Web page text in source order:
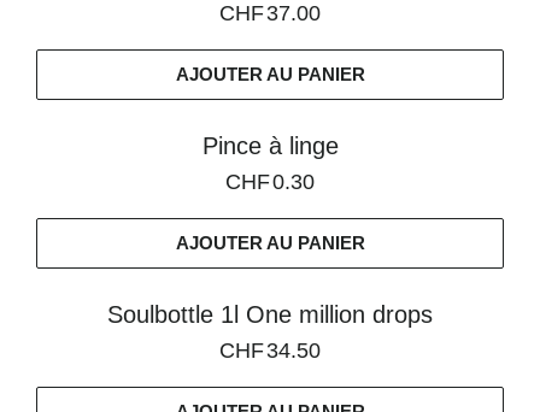
CHF37.00
AJOUTER AU PANIER
Pince à linge
CHF0.30
AJOUTER AU PANIER
Soulbottle 1l One million drops
CHF34.50